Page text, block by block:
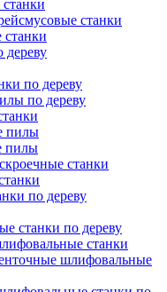
станки
дереву
по дереву
по дереву
пилы
пилы
станки
по дереву
станки по дереву
станки
шлифовальные